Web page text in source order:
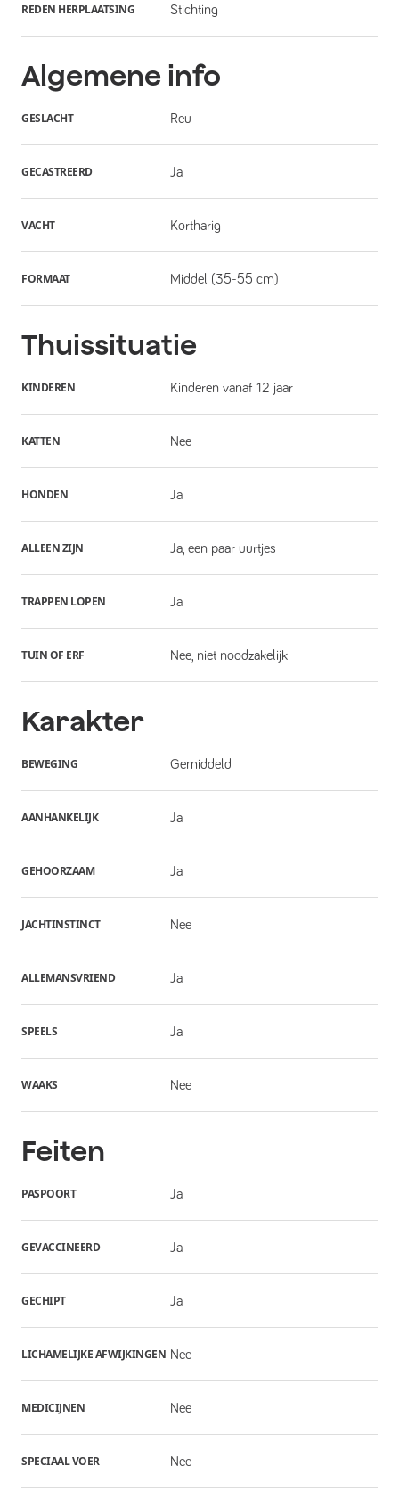
REDEN HERPLAATSING Stichting
Algemene info
GESLACHT Reu
GECASTREERD Ja
VACHT Kortharig
FORMAAT Middel (35-55 cm)
Thuissituatie
KINDEREN Kinderen vanaf 12 jaar
KATTEN Nee
HONDEN Ja
ALLEEN ZIJN Ja, een paar uurtjes
TRAPPEN LOPEN Ja
TUIN OF ERF Nee, niet noodzakelijk
Karakter
BEWEGING Gemiddeld
AANHANKELIJK Ja
GEHOORZAAM Ja
JACHTINSTINCT Nee
ALLEMANSVRIEND Ja
SPEELS Ja
WAAKS Nee
Feiten
PASPOORT Ja
GEVACCINEERD Ja
GECHIPT Ja
LICHAMELIJKE AFWIJKINGEN Nee
MEDICIJNEN Nee
SPECIAAL VOER Nee